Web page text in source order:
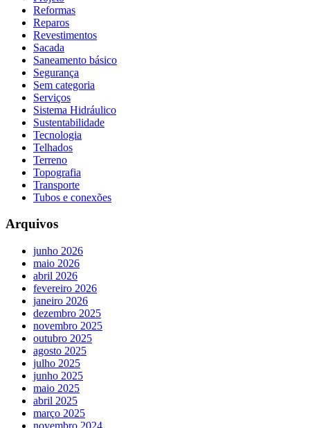
Reformas
Reparos
Revestimentos
Sacada
Saneamento básico
Segurança
Sem categoria
Serviços
Sistema Hidráulico
Sustentabilidade
Tecnologia
Telhados
Terreno
Topografia
Transporte
Tubos e conexões
Arquivos
junho 2026
maio 2026
abril 2026
fevereiro 2026
janeiro 2026
dezembro 2025
novembro 2025
outubro 2025
agosto 2025
julho 2025
junho 2025
maio 2025
abril 2025
março 2025
novembro 2024